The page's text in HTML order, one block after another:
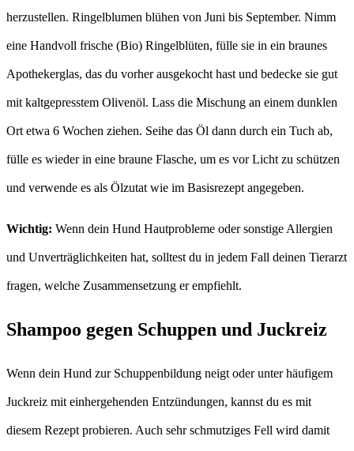
herzustellen. Ringelblumen blühen von Juni bis September. Nimm
eine Handvoll frische (Bio) Ringelblüten, fülle sie in ein braunes
Apothekerglas, das du vorher ausgekocht hast und bedecke sie gut
mit kaltgepresstem Olivenöl. Lass die Mischung an einem dunklen
Ort etwa 6 Wochen ziehen. Seihe das Öl dann durch ein Tuch ab,
fülle es wieder in eine braune Flasche, um es vor Licht zu schützen
und verwende es als Ölzutat wie im Basisrezept angegeben.
Wichtig: Wenn dein Hund Hautprobleme oder sonstige Allergien
und Unverträglichkeiten hat, solltest du in jedem Fall deinen Tierarzt
fragen, welche Zusammensetzung er empfiehlt.
Shampoo gegen Schuppen und Juckreiz
Wenn dein Hund zur Schuppenbildung neigt oder unter häufigem
Juckreiz mit einhergehenden Entzündungen, kannst du es mit
diesem Rezept probieren. Auch sehr schmutziges Fell wird damit